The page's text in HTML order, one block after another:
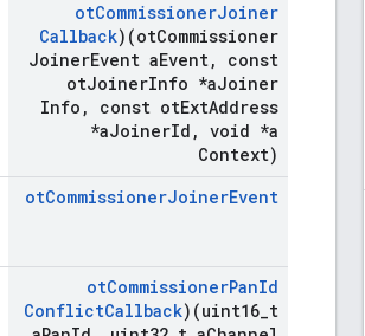
otCommissionerJoiner
Callback)(otCommissioner
JoinerEvent aEvent,
const
otJoinerInfo *aJoiner
Info , const otExtAddress
*aJoinerId , void *a
Context)
otCommissionerJoinerEvent
otCommissionerPanId
ConflictCallback)(uint16 t